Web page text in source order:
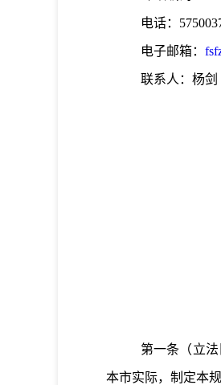
电话：
电子邮箱：
联系人：杨
抚顺
第一条 （立
本市实际，制定本规